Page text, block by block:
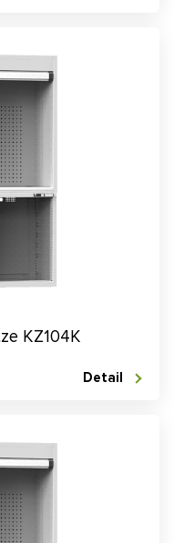
KZ104K
Detail